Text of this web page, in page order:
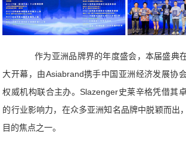
作为亚洲品牌界的年度盛会，本届盛典
大开幕，由Asiabrand携手中国亚洲经济发展协
权威机构联合主办。Slazenger史莱辛格凭借其
的行业影响力，在众多亚洲知名品牌中脱颖而出
目的焦点之一。